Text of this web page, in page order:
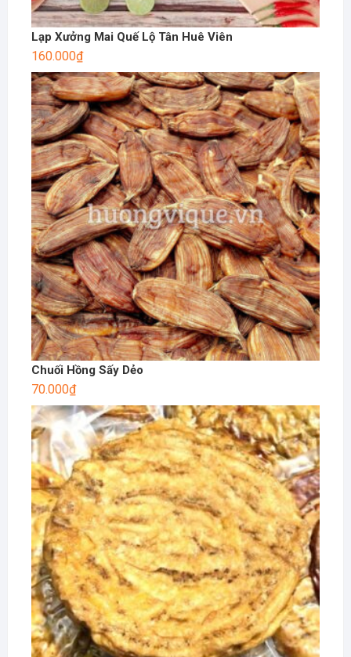
Lạp Xưởng Mai Quế Lộ Tân Huê Viên
160.000₫
Chuối Hồng Sấy Dẻo
70.000₫